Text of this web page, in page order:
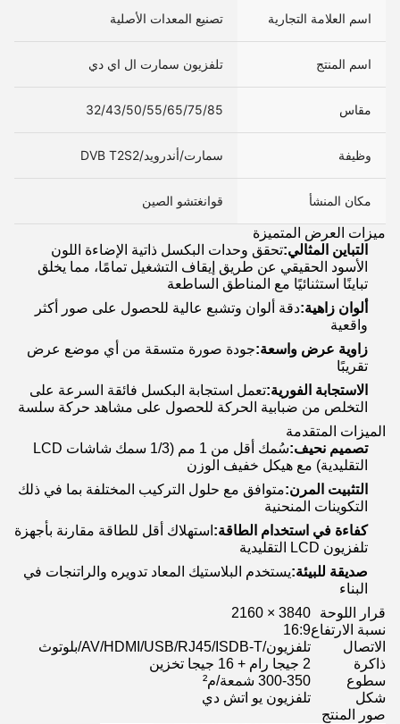
اسم العلامة التجارية تصنيع المعدات الأصلية
اسم المنتج تلفزيون سمارت ال اي دي
مقاس 32/43/50/55/65/75/85
وظيفة سمارت/أندرويد/DVB T2S2
مكان المنشأ قوانغتشو الصين
ميزات العرض المتميزة
التباين المثالي:تحقق وحدات البكسل ذاتية الإضاءة اللون
الأسود الحقيقي عن طريق إيقاف التشغيل تمامًا، مما يخلق
تباينًا استثنائيًا مع المناطق الساطعة
ألوان زاهية:دقة ألوان وتشبع عالية للحصول على صور أكثر
واقعية
زاوية عرض واسعة:جودة صورة متسقة من أي موضع عرض
تقريبًا
الاستجابة الفورية:تعمل استجابة البكسل فائقة السرعة على
التخلص من ضبابية الحركة للحصول على مشاهد حركة سلسة
الميزات المتقدمة
تصميم نحيف:
سُمك أقل من 1 مم (1/3 سمك شاشات LCD
التقليدية) مع هيكل خفيف الوزن
التثبيت المرن:متوافق مع حلول التركيب المختلفة بما في ذلك
التكوينات المنحنية
كفاءة في استخدام الطاقة:استهلاك أقل للطاقة مقارنة بأجهزة
تلفزيون LCD التقليدية
صديقة للبيئة:يستخدم البلاستيك المعاد تدويره والراتنجات في
البناء
قرار اللوحة
3840 × 2160
نسبة الارتفاع16:9
الاتصال
تلفزيون/AV/HDMI/USB/RJ45/ISDB-T/بلوتوث
ذاكرة
2 جيجا رام + 16 جيجا تخزين
سطوع
300-350 شمعة/م²
شكل
تلفزيون يو اتش دي
صور المنتج